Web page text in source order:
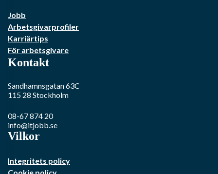
Jobb
Arbetsgivarprofiler
Karriärtips
För arbetsgivare
Kontakt
Sandhamnsgatan 63C
115 28 Stockholm
08-67 874 20
info@itjobb.se
Vilkor
Integritets policy